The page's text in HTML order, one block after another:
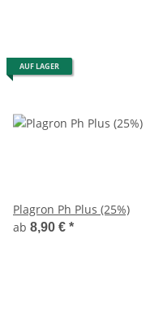
AUF LAGER
Plagron Ph Plus (25%)
ab 8,90 € *